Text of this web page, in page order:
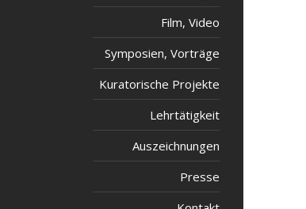
Film, Video
Symposien, Vorträge
Kuratorische Projekte
Lehrtätigkeit
Auszeichnungen
Presse